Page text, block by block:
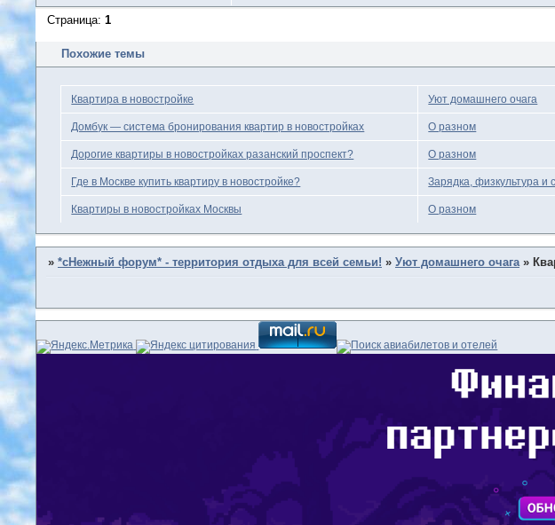
Страница: 1
Похожие темы
Квартира в новостройке Уют домашнего очага
Домбук — система бронирования квартир в новостройках О разном
Дорогие квартиры в новостройках разанский проспект? О разном
Где в Москве купить квартиру в новостройке? Зарядка, физкультура и
Квартиры в новостройках Москвы О разном
» *сНежный форум* - территория отдыха для всей семьи! » Уют домашнего очага »